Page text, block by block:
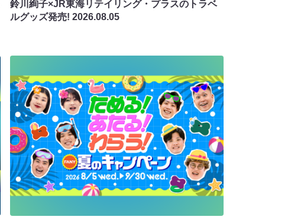
鈴川絢子×JR東海リテイリング・プラスのトラベ
ルグッズ発売! 2026.08.05